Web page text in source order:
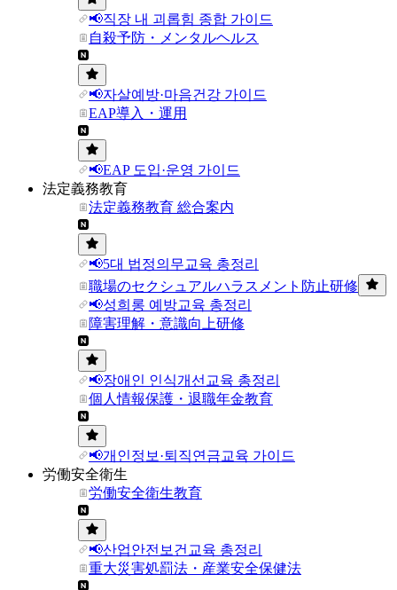
📢직장 내 괴롭힘 종합 가이드
自殺予防・メンタルヘルス
📢자살예방·마음건강 가이드
EAP導入・運用
📢EAP 도입·운영 가이드
法定義務教育
法定義務教育 総合案内
📢5대 법정의무교육 총정리
職場のセクシュアルハラスメント防止研修
📢성희롱 예방교육 총정리
障害理解・意識向上研修
📢장애인 인식개선교육 총정리
個人情報保護・退職年金教育
📢개인정보·퇴직연금교육 가이드
労働安全衛生
労働安全衛生教育
📢산업안전보건교육 총정리
重大災害処罰法・産業安全保健法